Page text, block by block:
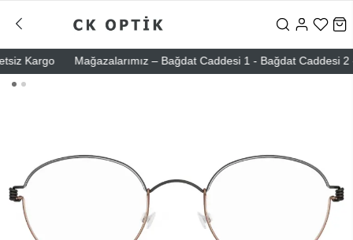
Kargo Mağazalarımız – Bağdat Caddesi 1 - Bağdat Caddesi 2 -